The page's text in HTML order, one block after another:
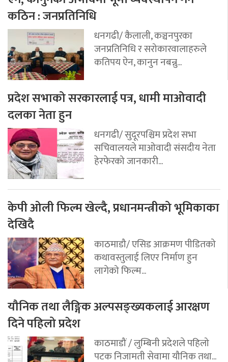
कठिन : जनप्रतिनिधि
धनगढी/ कैलाली, कञ्चनपुरका
जनप्रतिनिधि र सरोकारवालाहरुले
कतिपय ऐन, कानुन नबन्नु...
प्रदेश सभाको सरकारलाई पत्र, धामी माओवादी
दलका नेता हुन
धनगढी/ सुदूरपश्चिम प्रदेश सभा
सचिवालयले माओवादी संसदीय नेता
हेरफेरको जानकारी...
केपी ओली फिल्म खेल्दै, प्रधानमन्त्रीको भूमिकाका
देखिदै
काठमाडौ/ एसिड आक्रमण पीडितको
कथावस्तुलाई लिएर निर्माण हुन
लागेको फिल्म...
यौनिक तथा लैङ्गिक अल्पसङ्ख्यकलाई आरक्षण
दिने पहिलो प्रदेश
काठमाडौं / लुम्बिनी प्रदेशले पहिलो
पटक निजामती सेवामा यौनिक तथा...